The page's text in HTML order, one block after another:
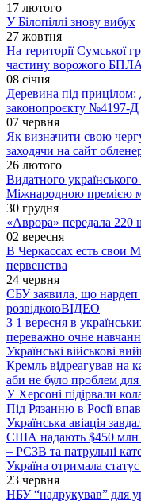
17 лютого
У Білопіллі знову вибух
27 жовтня
На території Сумської
частину ворожого БПЛА
08 січня
Деревина під прицілом:
законопроєкту №4197-Д
07 червня
Як визначити свою
заходячи на сайт
26 лютого
Видатного
Міжнародною премією
30 грудня
«Аврора» передала 220
02 вересня
В Черкассах есть свои
первенства
24 червня
СБУ заявила, що нардеп
розвідкоюВІДЕО
З 1 вересня в
переважно очне
Українські військові
Кремль відреагував на
аби не було проблем
У Херсоні підірвали
Під Рязанню в Росії
Українська авіація
США надають $450 млн
– РСЗВ та патрульні
Україна отримала
23 червня
НБУ “надрукував” для